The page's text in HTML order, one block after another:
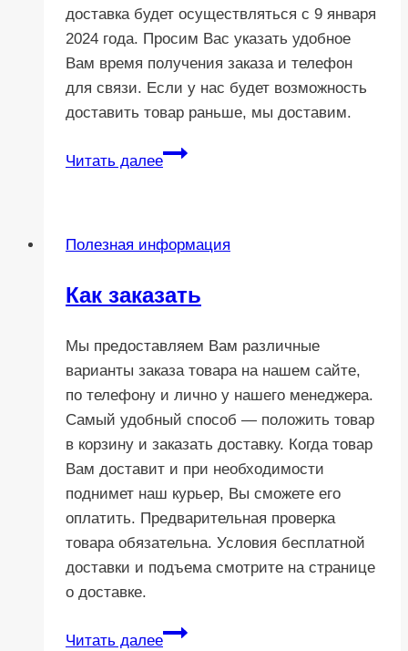
доставка будет осуществляться с 9 января
2024 года. Просим Вас указать удобное
Вам время получения заказа и телефон
для связи. Если у нас будет возможность
доставить товар раньше, мы доставим.
Читать далее
Работа
дни
Полезная информация
Как заказать
Мы предоставляем Вам различные
варианты заказа товара на нашем сайте,
по телефону и лично у нашего менеджера.
Самый удобный способ — положить товар
в корзину и заказать доставку. Когда товар
Вам доставит и при необходимости
поднимет наш курьер, Вы сможете его
оплатить. Предварительная проверка
товара обязательна. Условия бесплатной
доставки и подъема смотрите на странице
о доставке.
Читать далее
Как